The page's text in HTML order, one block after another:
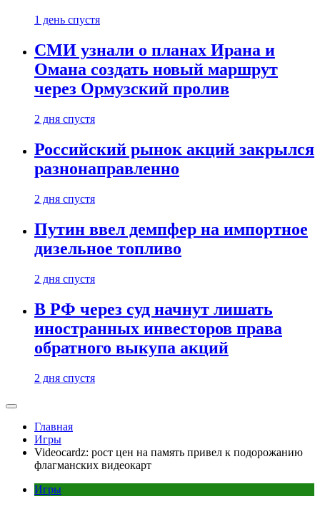
1 день спустя
СМИ узнали о планах Ирана и
Омана создать новый маршрут
через Ормузский пролив
2 дня спустя
Российский рынок акций закрылся
разнонаправленно
2 дня спустя
Путин ввел демпфер на импортное
дизельное топливо
2 дня спустя
В РФ через суд начнут лишать
иностранных инвесторов права
обратного выкупа акций
2 дня спустя
Главная
Игры
Videocardz: рост цен на память привел к подорожанию
флагманских видеокарт
Игры